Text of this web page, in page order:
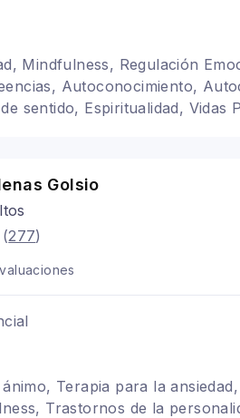
Mindfulness, Regulación
Autoconocimiento,
sentido, Espiritualidad, Vidas
Golsio
(277)
Terapia para la ansiedad,
Trastornos de la